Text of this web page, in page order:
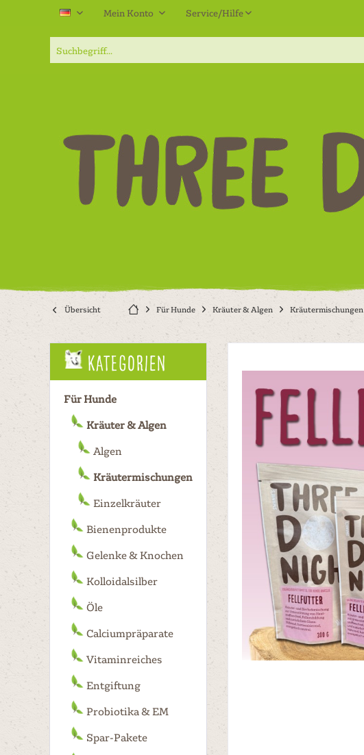
Mein Konto Service/Hilfe
Übersicht Für Hunde Kräuter & Algen Kräutermischungen
Kategorien
Für Hunde
Kräuter & Algen
Algen
Kräutermischungen
Einzelkräuter
Bienenprodukte
Gelenke & Knochen
Kolloidalsilber
Öle
Calciumpräparate
Vitaminreiches
Entgiftung
Probiotika & EM
Spar-Pakete